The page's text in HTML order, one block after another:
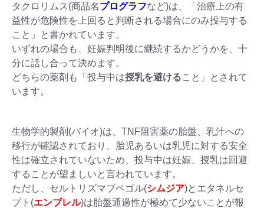
タクロリムス(商品名プログラフなど)は、「治療上の有
益性が危険性を上回ると判断される場合にのみ投与する
こと」と書かれています。
いずれの場合も、妊娠判明後に継続するかどうかを、十
分に話し合って決めます。
どちらの薬剤も「投与中は授乳を避けること」とされて
います。
生物学的製剤(バイオ)は、TNF阻害薬の胎盤、乳汁への
移行が確認されており、胎児あるいは乳児に対する安全
性は確立されていないため、投与中は妊娠、授乳は回避
することが望ましいと言われています。
ただし、セルトリズマブペゴル(シムジア)とエタネルセ
プト(エンブレル)は胎盤通過性が極めて少ないことが報